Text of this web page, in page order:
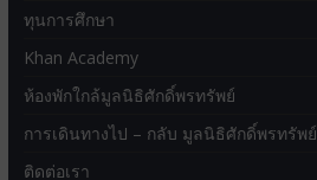
ทุนการศึกษา
Khan Academy
ห้องพักใกล้มูลนิธิศักดิ์พรทรัพย์
การเดินทางไป – กลับ มูลนิธิศักดิ์พรทรัพย์
ติดต่อเรา